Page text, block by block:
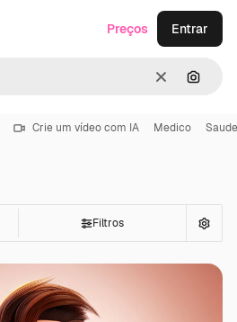
Limpar
Preços Entrar
Crie um vídeo com IA Medico Saude
Filtros